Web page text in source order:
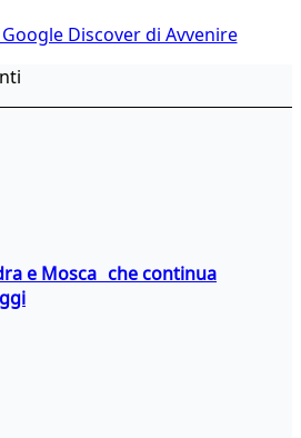
Discover di Avvenire
e Mosca che continua